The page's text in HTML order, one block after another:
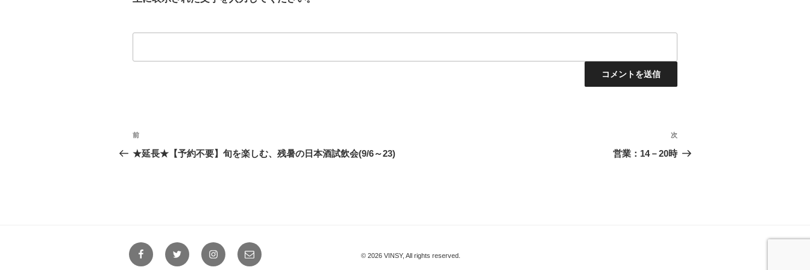
投
稿
ー
シ
前
の
前
★延長★【予約不要】旬を楽しむ、残暑の日本酒試飲会(9/6～23)
次
の
次
営業：14－20時
FacebookTwitter Instagramメ
ー
© 2026 VINSY, All rights reserved.